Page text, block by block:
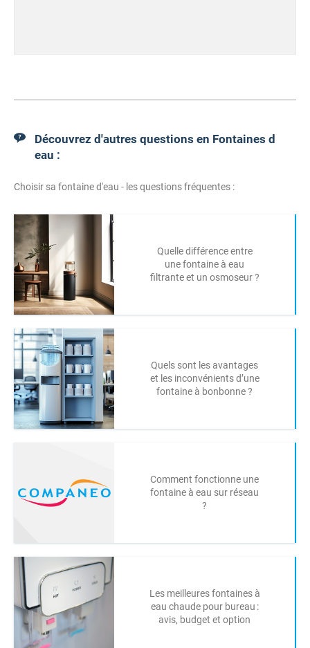
Découvrez d'autres questions en Fontaines d
eau :
Choisir sa fontaine d'eau - les questions fréquentes :
Quelle différence entre
une fontaine à eau
filtrante et un osmoseur ?
Quels sont les avantages
et les inconvénients d’une
fontaine à bonbonne ?
Comment fonctionne une
fontaine à eau sur réseau
?
Les meilleures fontaines à
eau chaude pour bureau :
avis, budget et option